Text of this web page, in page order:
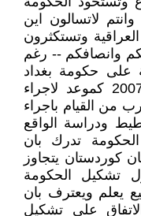
لاتسالون اين
وتستكثرون
وانصافكم -- رغم
على حكومة بغداد
للالتزام بالدستور الذي حدد سنة 2007 كموعد لاجراء
من القيام باجراء
ودراسة الواقع
تدرك بان
كوردستان يتجاوز
تشكيل الحكومة
يعلم ويعترف بان
على تشكيل